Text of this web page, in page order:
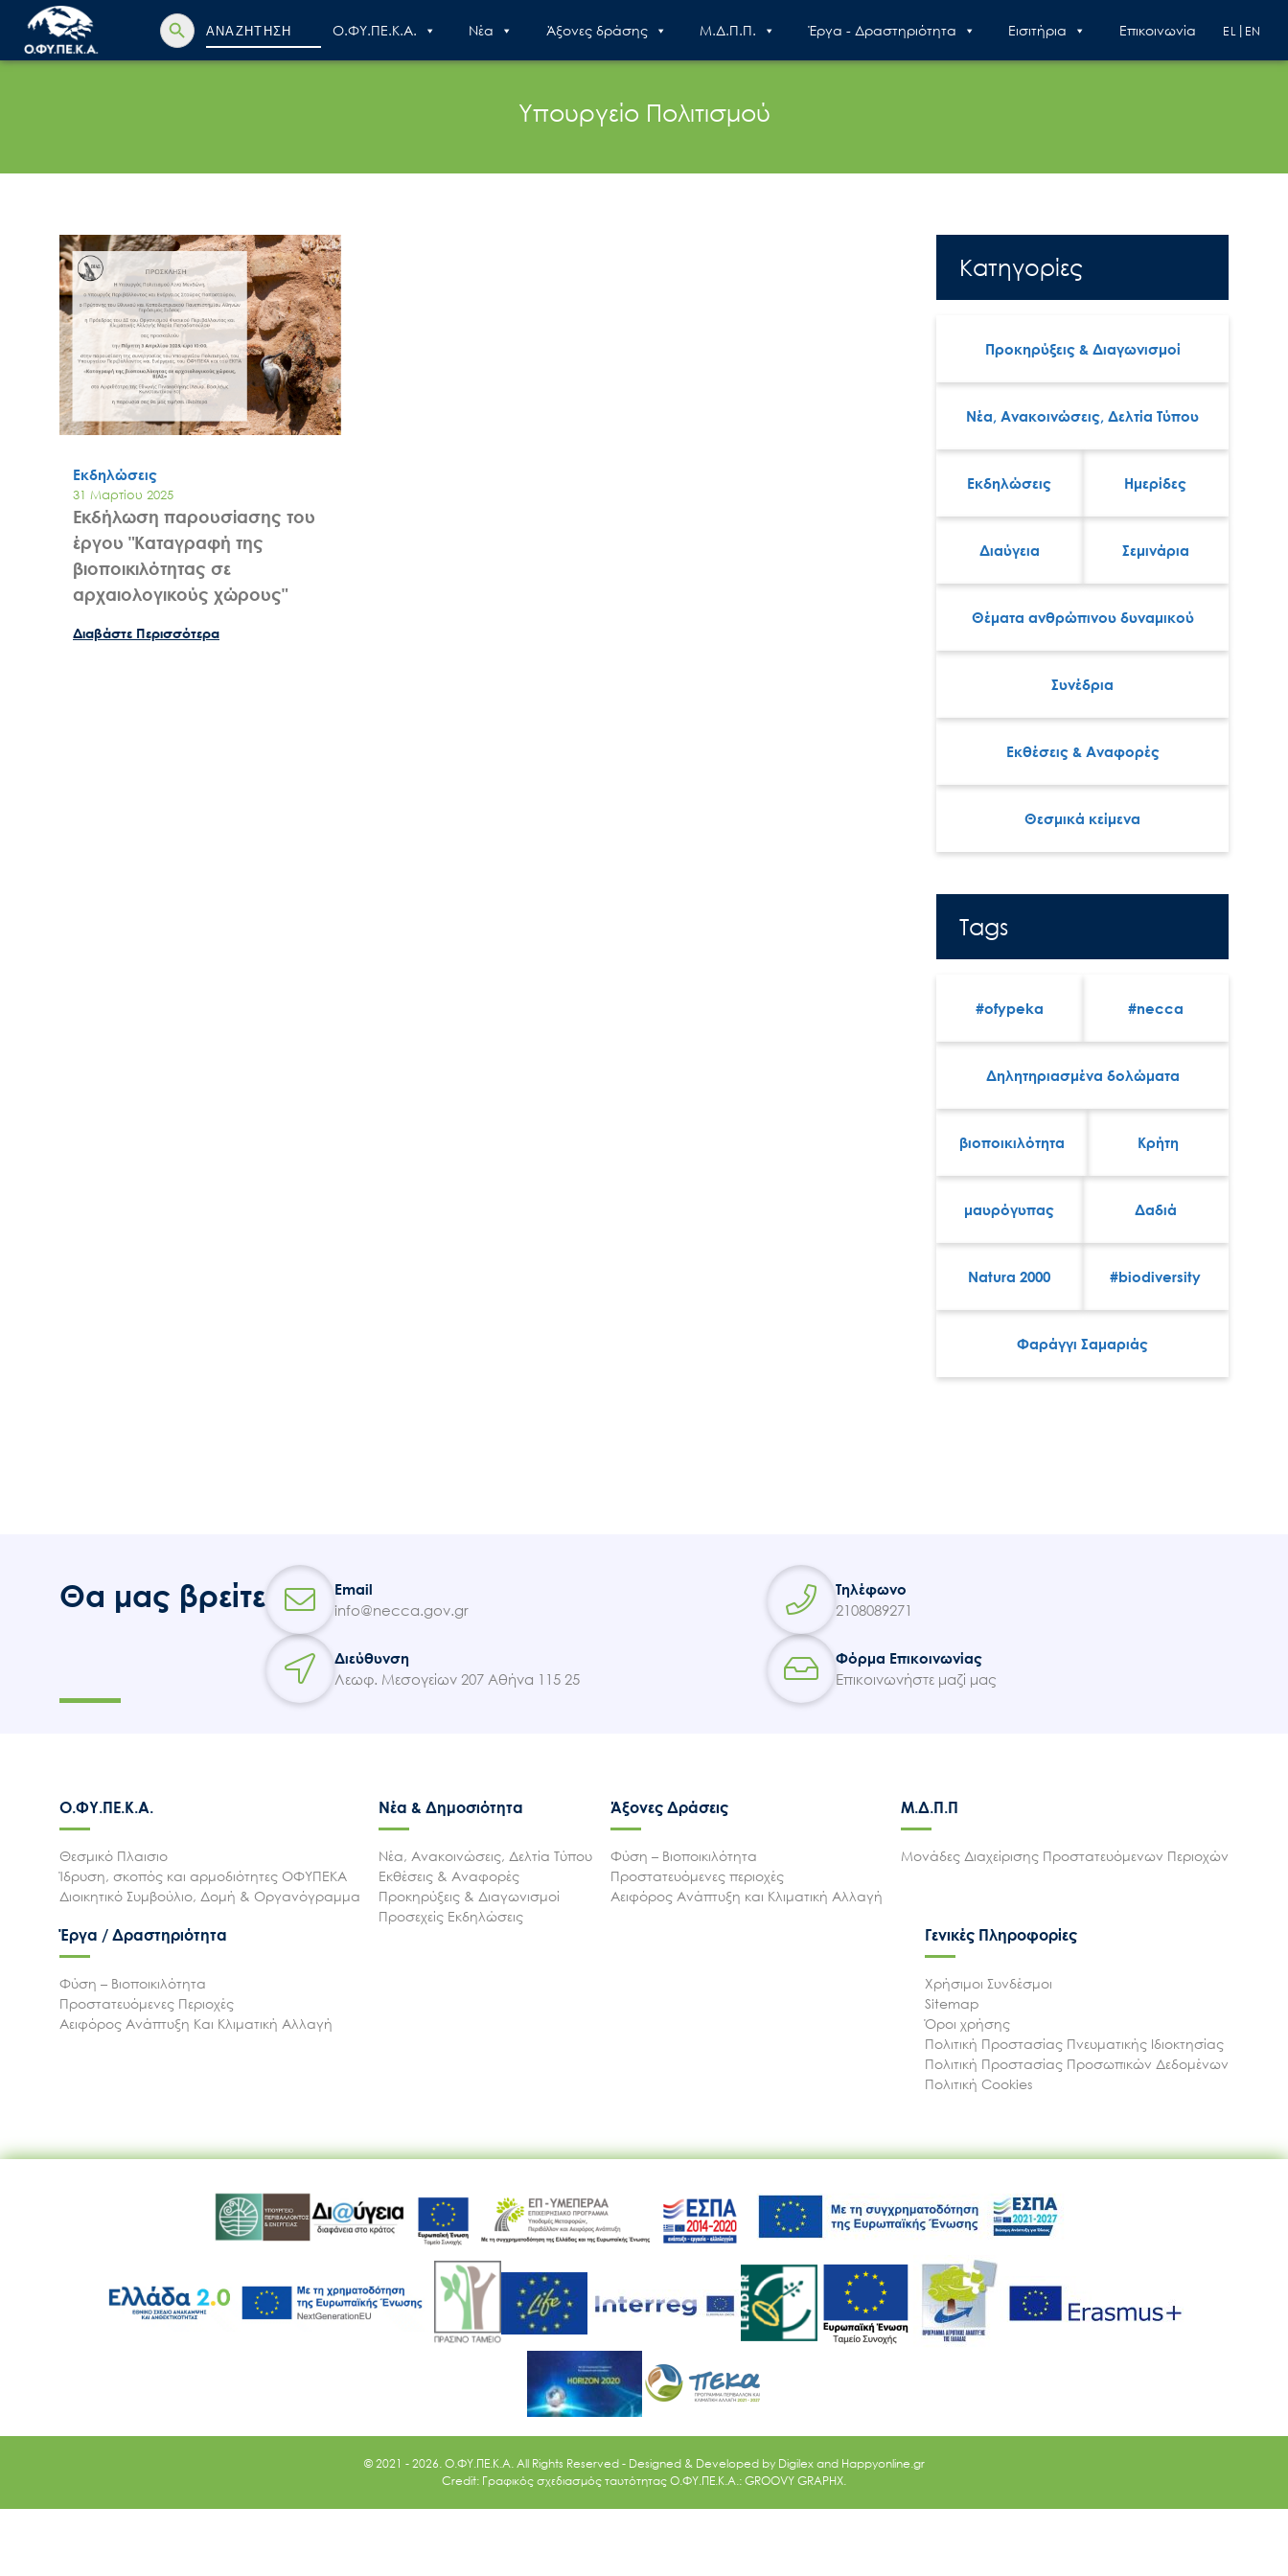
Search
for:
Search Button
Ο.ΦΥ.ΠΕ.Κ.Α. Nέα Άξονες δράσης Μ.Δ.Π.Π. Έργα - Δραστηριότητα Εισιτήρια Επικοινωνία EN
EL
Ακολουθήστε μας
Υπουργείο Πολιτισμού
Εκδηλώσεις
31 Μαρτίου 2025
Εκδήλωση παρουσίασης του
έργου "Καταγραφή της
βιοποικιλότητας σε
αρχαιολογικούς χώρους"
Διαβάστε Περισσότερα
Κατηγορίες
Προκηρύξεις & Διαγωνισμοί
Νέα, Ανακοινώσεις, Δελτία Τύπου
Εκδηλώσεις Ημερίδες
Διαύγεια Σεμινάρια
Θέματα ανθρώπινου δυναμικού
Συνέδρια
Εκθέσεις & Αναφορές
Θεσμικά κείμενα
Tags
#ofypeka #necca
Δηλητηριασμένα δολώματα
βιοποικιλότητα Κρήτη
μαυρόγυπας Δαδιά
Natura 2000 #biodiversity
Φαράγγι Σαμαριάς
Θα μας βρείτε
Email
info@necca.gov.gr
Τηλέφωνο
2108089271
Διεύθυνση
Λεωφ. Μεσογείων 207 Αθήνα 115 25
Φόρμα Επικοινωνίας
Επικοινωνήστε μαζί μας
Ο.ΦΥ.ΠΕ.Κ.Α.
Θεσμικό Πλαισιο
Ίδρυση, σκοπός και αρμοδιότητες ΟΦΥΠΕΚΑ
Διοικητικό Συμβούλιο, Δομή & Οργανόγραμμα
Νέα & Δημοσιότητα
Νέα, Ανακοινώσεις, Δελτία Τύπου
Εκθέσεις & Αναφορές
Προκηρύξεις & Διαγωνισμοί
Προσεχείς Εκδηλώσεις
Άξονες Δράσεις
Φύση – Βιοποικιλότητα
Προστατευόμενες περιοχές
Αειφόρος Ανάπτυξη και Κλιματική Αλλαγή
Μ.Δ.Π.Π
Μονάδες Διαχείρισης Προστατευόμενων Περιοχών
Έργα / Δραστηριότητα
Φύση – Βιοποικιλότητα
Προστατευόμενες Περιοχές
Αειφόρος Ανάπτυξη Και Κλιματική Αλλαγή
Γενικές Πληροφορίες
Χρήσιμοι Συνδέσμοι
Sitemap
Όροι χρήσης
Πολιτική Προστασίας Πνευματικής Ιδιοκτησίας
Πολιτική Προστασίας Προσωπικών Δεδομένων
Πολιτική Cookies
© 2021 - 2026. O.ΦΥ.ΠΕ.Κ.Α. All Rights Reserved - Designed & Developed by Digilex and Happyonline.gr
Credit: Γραφικός σχεδιασμός ταυτότητας Ο.ΦΥ.ΠΕ.Κ.Α.: GROOVY GRAPHX.